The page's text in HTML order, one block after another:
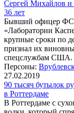
Сергей Михайлов и
36 лет
Бывший офицер
«Лаборатории
крупные сроки по
признал их
спецслужбам США.
Персоны:
27.02.2019
90 тысяч бутылок
в Роттердаме
В Роттердаме с